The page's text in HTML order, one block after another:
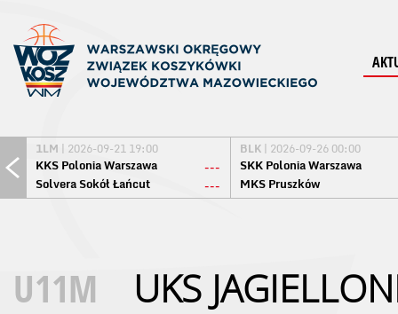
1LM | 2026-09-21 19:00
KKS Polonia Warszawa
---
Solvera Sokół Łańcut
---
BLK | 2026-09-26 00:00
SKK Polonia Warszawa
MKS Pruszków
U11M UKS